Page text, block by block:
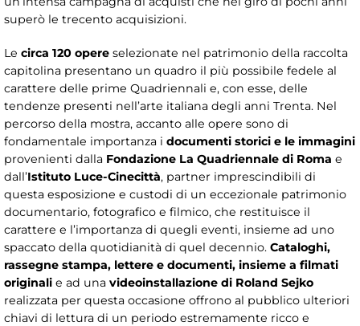
superò le trecento acquisizioni.
Le circa 120 opere selezionate nel patrimonio della raccolta
capitolina presentano un quadro il più possibile fedele al
carattere delle prime Quadriennali e, con esse, delle
tendenze presenti nell’arte italiana degli anni Trenta. Nel
percorso della mostra, accanto alle opere sono di
fondamentale importanza i documenti storici e le immagini
provenienti dalla Fondazione La Quadriennale di Roma e
dall’Istituto Luce-Cinecittà, partner imprescindibili di
questa esposizione e custodi di un eccezionale patrimonio
documentario, fotografico e filmico, che restituisce il
carattere e l’importanza di quegli eventi, insieme ad uno
spaccato della quotidianità di quel decennio. Cataloghi,
rassegne stampa, lettere e documenti, insieme a filmati
originali e ad una videoinstallazione di Roland Sejko
realizzata per questa occasione offrono al pubblico ulteriori
chiavi di lettura di un periodo estremamente ricco e